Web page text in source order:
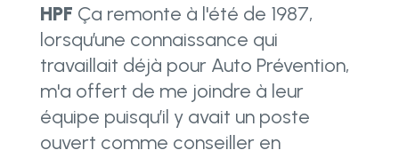
HPF Ça remonte à l'été de 1987,
lorsqu’une connaissance qui
travaillait déjà pour Auto Prévention,
m'a offert de me joindre à leur
équipe puisqu’il y avait un poste
ouvert comme conseiller en